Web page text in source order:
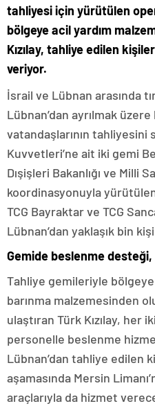
tahliyesi için yürütülen
bölgeye acil yardım
Kızılay, tahliye edilen
veriyor.
İsrail ve Lübnan arasında
Lübnan’dan ayrılmak
vatandaşlarının tahliyesini
Kuvvetleri’ne ait iki gemi
Dışişleri Bakanlığı ve Milli
koordinasyonuyla
TCG Bayraktar ve TCG
Lübnan’dan yaklaşık bin
Gemide beslenme
Tahliye gemileriyle
barınma malzemesinden
ulaştıran Türk Kızılay,
personelle beslenme
Lübnan’dan tahliye edilen
aşamasında Mersin
araçlarıyla da hizmet